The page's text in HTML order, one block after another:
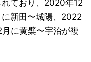
れており、2020年12
新田〜城陽、2022
に黄檗〜宇治が複